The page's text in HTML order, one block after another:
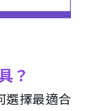
？
選擇最適合